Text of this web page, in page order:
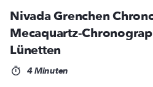
Nivada Grenchen
Mecaquartz-
Lünetten
4 Minuten